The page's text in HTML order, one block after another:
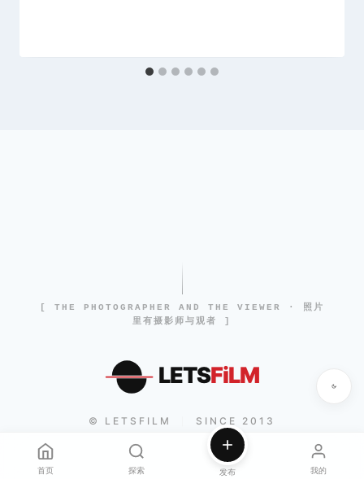
[ THE PHOTOGRAPHER AND THE VIEWER · 照片
里有摄影师与观者 ]
LETSFiLM
© LETSFILM SINCE 2013
首页 探索 发布 我的